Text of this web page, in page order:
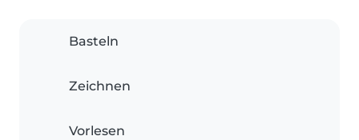
Basteln
Zeichnen
Vorlesen